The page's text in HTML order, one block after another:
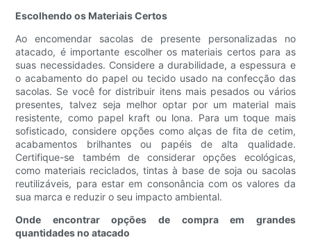
Escolhendo os Materiais Certos
Ao encomendar sacolas de presente personalizadas no
atacado, é importante escolher os materiais certos para as
suas necessidades. Considere a durabilidade, a espessura e
o acabamento do papel ou tecido usado na confecção das
sacolas. Se você for distribuir itens mais pesados ​​ou vários
presentes, talvez seja melhor optar por um material mais
resistente, como papel kraft ou lona. Para um toque mais
sofisticado, considere opções como alças de fita de cetim,
acabamentos brilhantes ou papéis de alta qualidade.
Certifique-se também de considerar opções ecológicas,
como materiais reciclados, tintas à base de soja ou sacolas
reutilizáveis, para estar em consonância com os valores da
sua marca e reduzir o seu impacto ambiental.
Onde encontrar opções de compra em grandes
quantidades no atacado